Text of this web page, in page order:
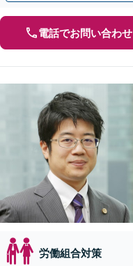
電話でお問い合わせ
労働組合対策